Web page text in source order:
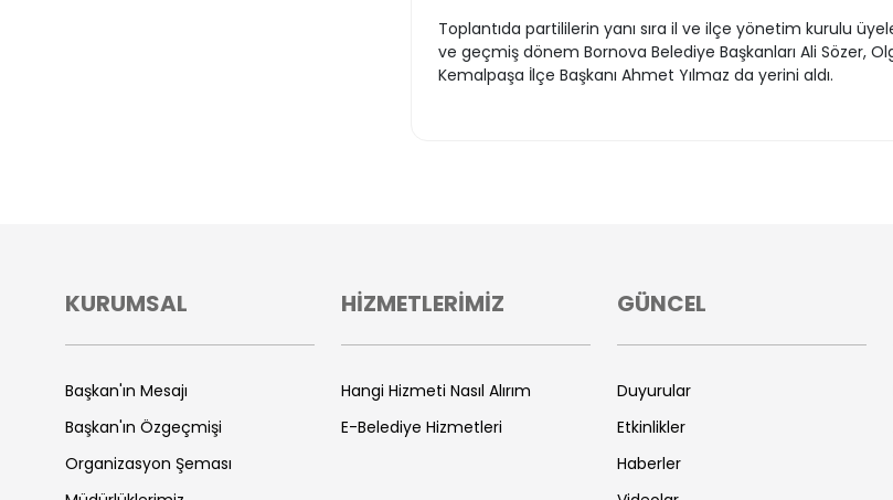
Toplantıda partililerin yanı sıra il ve ilçe yönetim kurulu
ve geçmiş dönem Bornova Belediye Başkanları Ali Sözer,
Kemalpaşa İlçe Başkanı Ahmet Yılmaz da yerini aldı.
KURUMSAL
Başkan'ın Mesajı
Başkan'ın Özgeçmişi
Organizasyon Şeması
HİZMETLERİMİZ
Hangi Hizmeti Nasıl Alırım
E-Belediye Hizmetleri
GÜNCEL
Duyurular
Etkinlikler
Haberler